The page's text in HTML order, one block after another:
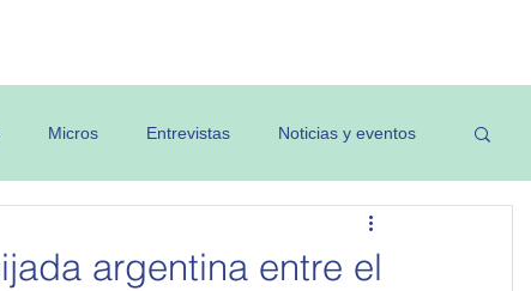
Micros Entrevistas Noticias y eventos
argentina entre el